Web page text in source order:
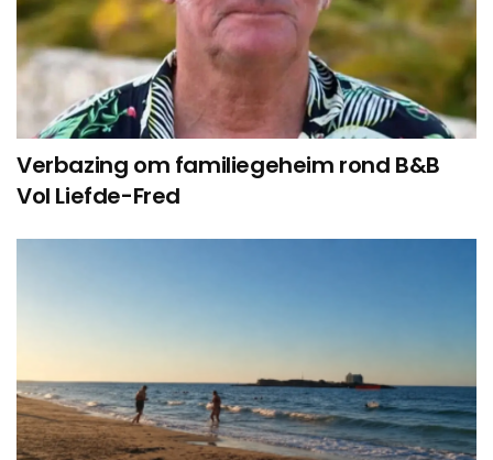
Verbazing om familiegeheim rond B&B
Vol Liefde-Fred